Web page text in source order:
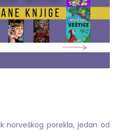
norveškog porekla, jedan od